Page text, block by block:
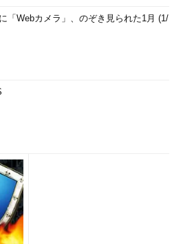
に「Webカメラ」、のぞき見られた1月 (1/